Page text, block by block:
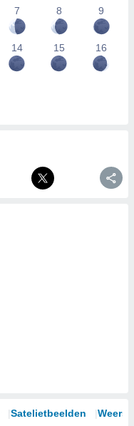
7 8 9
14 15 16
Satelietbeelden